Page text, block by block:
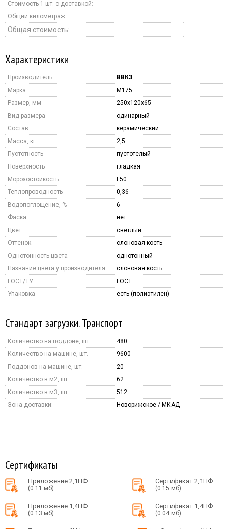
Стоимость 1 шт. с доставкой:
Общий километраж:
Общая стоимость:
Характеристики
Производитель:
ВВКЗ
Марка
M175
Размер, мм
250x120x65
Вид размера
одинарный
Состав
керамический
Масса, кг
2,5
Пустотность
пустотелый
Поверхность
гладкая
Морозостойкость
F50
Теплопроводность
0,36
Водопоглощение, %
6
Фаска
нет
Цвет
светлый
Оттенок
слоновая кость
Однотонность цвета
однотонный
Название цвета у производителя
слоновая кость
ГОСТ/ТУ
ГОСТ
Упаковка
есть (полиэтилен)
Стандарт загрузки. Транспорт
Количество на поддоне, шт.
480
Количество на машине, шт.
9600
Поддонов на машине, шт.
20
Количество в м2, шт.
62
Количество в м3, шт.
512
Зона доставки:
Новорижское / МКАД
Сертификаты
Приложение 2,1НФ
(0.11 мб)
Сертификат 2,1НФ
(0.15 мб)
Приложение 1,4НФ
(0.13 мб)
Сертификат 1,4НФ
(0.04 мб)